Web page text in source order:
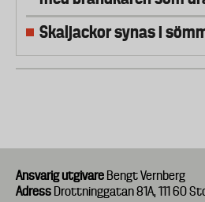
Skaljackor synas i
Ansvarig utgivare Bengt Vernberg
Adress Drottninggatan 81A, 111 60